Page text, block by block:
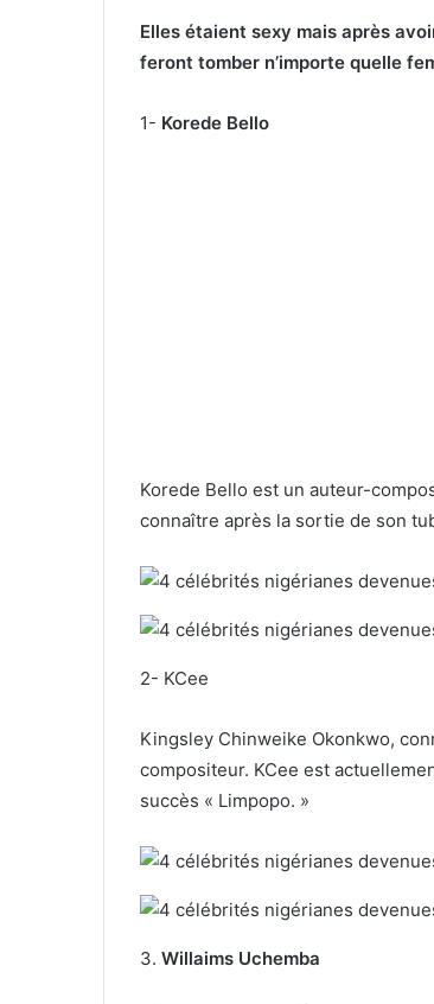
Elles étaient sexy mais après
feront tomber n’importe quelle
1- Korede Bello
Korede Bello est un auteur-
connaître après la sortie de son
2- KCee
Kingsley Chinweike Okonkwo,
compositeur. KCee est
succès « Limpopo. »
3. Willaims Uchemba